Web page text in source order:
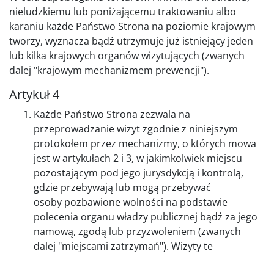
nieludzkiemu lub poniżającemu traktowaniu albo
karaniu każde Państwo Strona na poziomie krajowym
tworzy, wyznacza bądź utrzymuje już istniejący jeden
lub kilka krajowych organów wizytujących (zwanych
dalej "krajowym mechanizmem prewencji").
Artykuł 4
Każde Państwo Strona zezwala na
przeprowadzanie wizyt zgodnie z niniejszym
protokołem przez mechanizmy, o których mowa
jest w artykułach 2 i 3, w jakimkolwiek miejscu
pozostającym pod jego jurysdykcją i kontrolą,
gdzie przebywają lub mogą przebywać
osoby pozbawione wolności na podstawie
polecenia organu władzy publicznej bądź za jego
namową, zgodą lub przyzwoleniem (zwanych
dalej "miejscami zatrzymań"). Wizyty te